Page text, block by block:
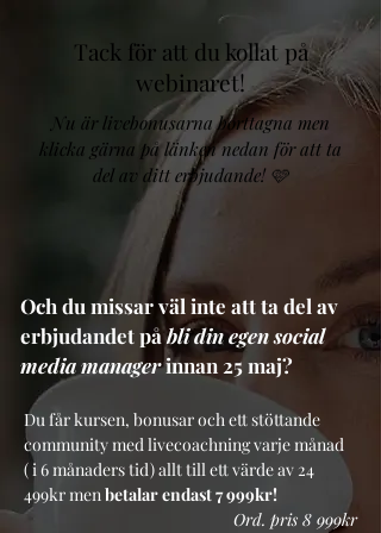
Tack för att du kollat på
webinaret!
Nu är livebonusarna borttagna men
klicka gärna på länken nedan för att ta
del av ditt erbjudande! 🩷
Och du missar väl inte att ta del av
erbjudandet påbli din egen social
media managerinnan 25 maj?
Du får kursen, bonusar och ett stöttande
community med livecoachning varje månad
( i 6 månaders tid) allt till ett värde av 24
499kr menbetalar endast 7 999kr!
Ord. pris 8 999kr